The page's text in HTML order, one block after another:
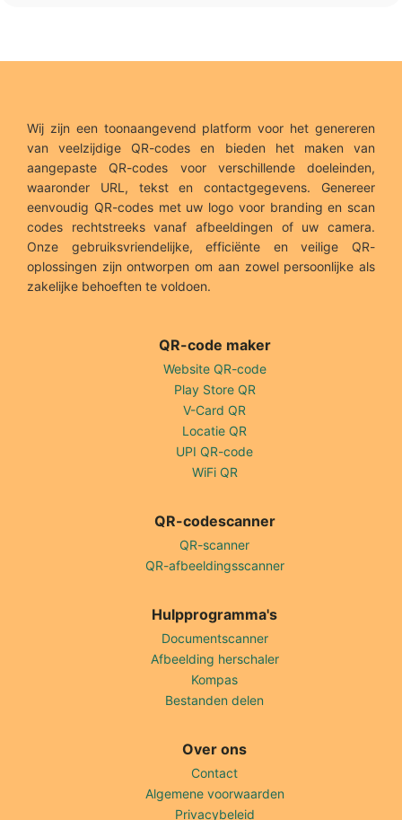
Wij zijn een toonaangevend platform voor het genereren
van veelzijdige QR-codes en bieden het maken van
aangepaste QR-codes voor verschillende doeleinden,
waaronder URL, tekst en contactgegevens. Genereer
eenvoudig QR-codes met uw logo voor branding en scan
codes rechtstreeks vanaf afbeeldingen of uw camera.
Onze gebruiksvriendelijke, efficiënte en veilige QR-
oplossingen zijn ontworpen om aan zowel persoonlijke als
zakelijke behoeften te voldoen.
QR-code maker
Website QR-code
Play Store QR
V-Card QR
Locatie QR
UPI QR-code
WiFi QR
QR-codescanner
QR-scanner
QR-afbeeldingsscanner
Hulpprogramma's
Documentscanner
Afbeelding herschaler
Kompas
Bestanden delen
Over ons
Contact
Algemene voorwaarden
Privacybeleid